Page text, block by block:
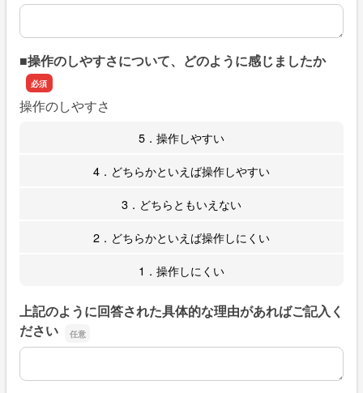
上記のように回答された具体的な理由があればご記入くだ
■操作のしやすさについて、どのように感じましたか
操作のしやすさ
5．操作しやすい
4．どちらかといえば操作しやすい
3．どちらともいえない
2．どちらかといえば操作しにくい
1．操作しにくい
上記のように回答された具体的な理由があればご記入く
ださい
上記のように回答された具体的な理由があればご記入くだ